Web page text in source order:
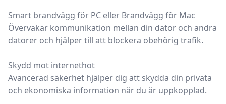
Smart brandvägg för PC eller Brandvägg för Mac
Övervakar kommunikation mellan din dator och andra
datorer och hjälper till att blockera obehörig trafik.
Skydd mot internethot
Avancerad säkerhet hjälper dig att skydda din privata
och ekonomiska information när du är uppkopplad.